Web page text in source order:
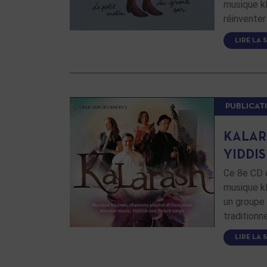
musique
LIRE LA
Ce 8e
musique
un
LIRE LA